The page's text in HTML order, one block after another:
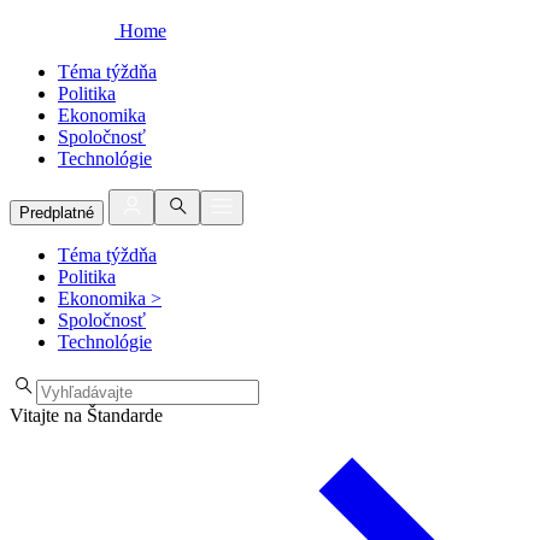
Home
Téma týždňa
Politika
Ekonomika
Spoločnosť
Technológie
Predplatné
Téma týždňa
Politika
Ekonomika >
Spoločnosť
Technológie
Vitajte na Štandarde